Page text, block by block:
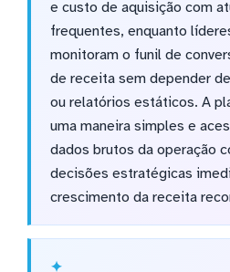
e custo de aquisição com
frequentes, enquanto
monitoram o funil de
de receita sem depender
ou relatórios estáticos. A
uma maneira simples e
dados brutos da operação
decisões estratégicas
crescimento da receita